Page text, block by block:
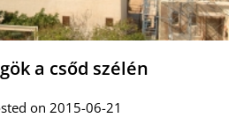
a csőd szélén
on 2015-06-21